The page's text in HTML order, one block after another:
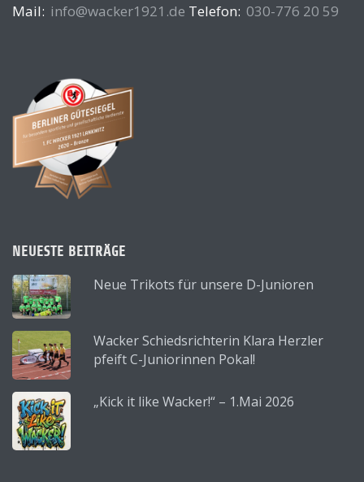
Mail: info@wacker1921.de Telefon: 030-776 20 59
NEUESTE BEITRÄGE
Neue Trikots für unsere D-Junioren
Wacker Schiedsrichterin Klara Herzler
pfeift C-Juniorinnen Pokal!
„Kick it like Wacker!“ – 1.Mai 2026